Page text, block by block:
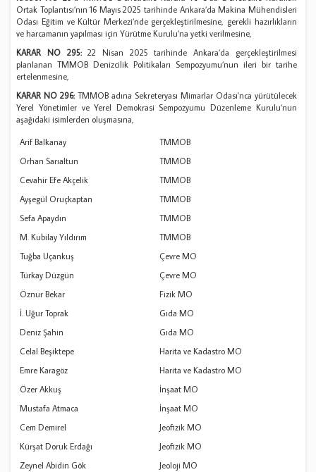
Ortak Toplantısı’nın 16 Mayıs 2025 tarihinde Ankara’da Makina Mühendisleri
Odası Eğitim ve Kültür Merkezi’nde gerçekleştirilmesine, gerekli hazırlıkların
ve harcamanın yapılması için Yürütme Kurulu’na yetki verilmesine,
KARAR NO 295:22 Nisan 2025 tarihinde Ankara’da gerçekleştirilmesi
planlanan TMMOB Denizcilik Politikaları Sempozyumu’nun ileri bir tarihe
ertelenmesine,
KARAR NO 296: TMMOB adına Sekreteryası Mimarlar Odası'nca yürütülecek
Yerel Yönetimler ve Yerel Demokrasi Sempozyumu Düzenleme Kurulu’nun
aşağıdaki isimlerden oluşmasına,
Arif Balkanay
TMMOB
Orhan Sarıaltun
TMMOB
Cevahir Efe Akçelik
TMMOB
Ayşegül Oruçkaptan
TMMOB
Sefa Apaydın
TMMOB
M. Kubilay Yıldırım
TMMOB
Tuğba Uçankuş
Çevre MO
Türkay Düzgün
Çevre MO
Öznur Bekar
Fizik MO
İ. Uğur Toprak
Gıda MO
Deniz Şahin
Gıda MO
Celal Beşiktepe
Harita ve Kadastro MO
Emre Karagöz
Harita ve Kadastro MO
Özer Akkuş
İnşaat MO
Mustafa Atmaca
İnşaat MO
Cem Demirel
Jeofizik MO
Kürşat Doruk Erdağı
Jeofizik MO
Zeynel Abidin Gök
Jeoloji MO